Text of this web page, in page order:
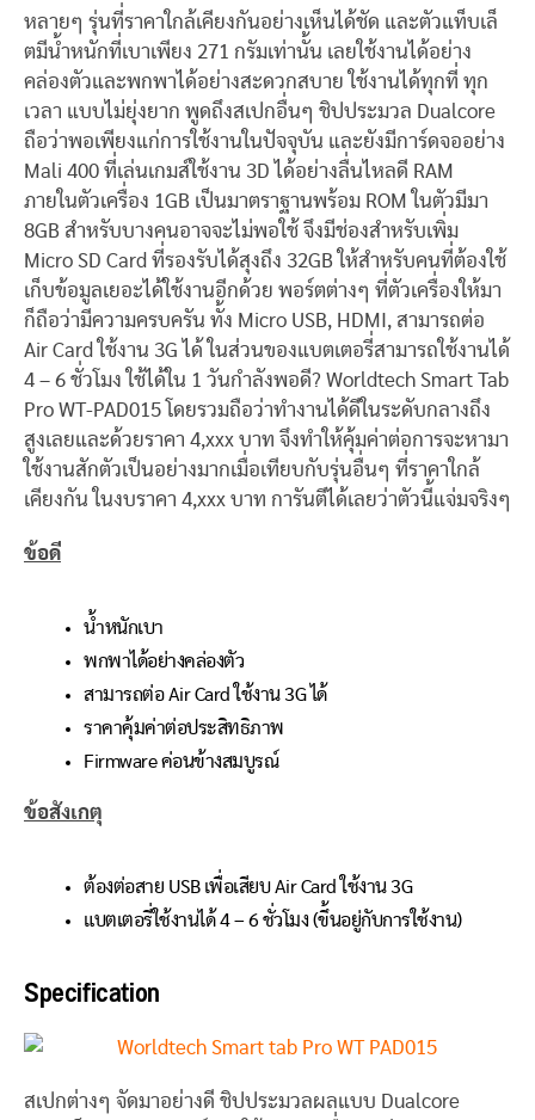
หลายๆ รุ่นที่ราคาใกล้เคียงกันอย่างเห็นได้ชัด และตัวแท็บเล็
ตมีน้ำหนักที่เบาเพียง 271 กรัมเท่านั้น เลยใช้งานได้อย่าง
คล่องตัวและพกพาได้อย่างสะดวกสบาย ใช้งานได้ทุกที่ ทุก
เวลา แบบไม่ยุ่งยาก พูดถึงสเปกอื่นๆ ชิปประมวล Dualcore
ถือว่าพอเพียงแก่การใช้งานในปัจจุบัน และยังมีการ์ดจออย่าง
Mali 400 ที่เล่นเกมส์ใช้งาน 3D ได้อย่างลื่นไหลดี RAM
ภายในตัวเครื่อง 1GB เป็นมาตราฐานพร้อม ROM ในตัวมีมา
8GB สำหรับบางคนอาจจะไม่พอใช้ จึงมีช่องสำหรับเพิ่ม
Micro SD Card ที่รองรับได้สุงถึง 32GB ให้สำหรับคนที่ต้องใช้
เก็บข้อมูลเยอะได้ใช้งานอีกด้วย พอร์ตต่างๆ ที่ตัวเครื่องให้มา
ก็ถือว่ามีความครบครัน ทั้ง Micro USB, HDMI, สามารถต่อ
Air Card ใช้งาน 3G ได้ ในส่วนของแบตเตอรี่สามารถใช้งานได้
4 – 6 ชั่วโมง ใช้ได้ใน 1 วันกำลังพอดี? Worldtech Smart Tab
Pro WT-PAD015 โดยรวมถือว่าทำงานได้ดีในระดับกลางถึง
สูงเลยและด้วยราคา 4,xxx บาท จึงทำให้คุ้มค่าต่อการจะหามา
ใช้งานสักตัวเป็นอย่างมากเมื่อเทียบกับรุ่นอื่นๆ ที่ราคาใกล้
เคียงกัน ในงบราคา 4,xxx บาท การันตีได้เลยว่าตัวนี้แจ่มจริงๆ
ข้อดี
น้ำหนักเบา
พกพาได้อย่างคล่องตัว
สามารถต่อ Air Card ใช้งาน 3G ได้
ราคาคุ้มค่าต่อประสิทธิภาพ
Firmware ค่อนข้างสมบูรณ์
ข้อสังเกตุ
ต้องต่อสาย USB เพื่อเสียบ Air Card ใช้งาน 3G
แบตเตอรี่ใช้งานได้ 4 – 6 ชั่วโมง (ขึ้นอยู่กับการใช้งาน)
Specification
สเปกต่างๆ จัดมาอย่างดี ชิปประมวลผลแบบ Dualcore